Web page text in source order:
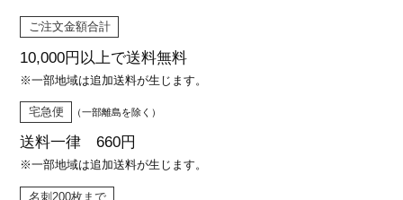
ご注文金額合計
10,000円以上で送料無料
※一部地域は追加送料が生じます。
宅急便 （一部離島を除く）
送料一律 660円
※一部地域は追加送料が生じます。
名刺200枚まで